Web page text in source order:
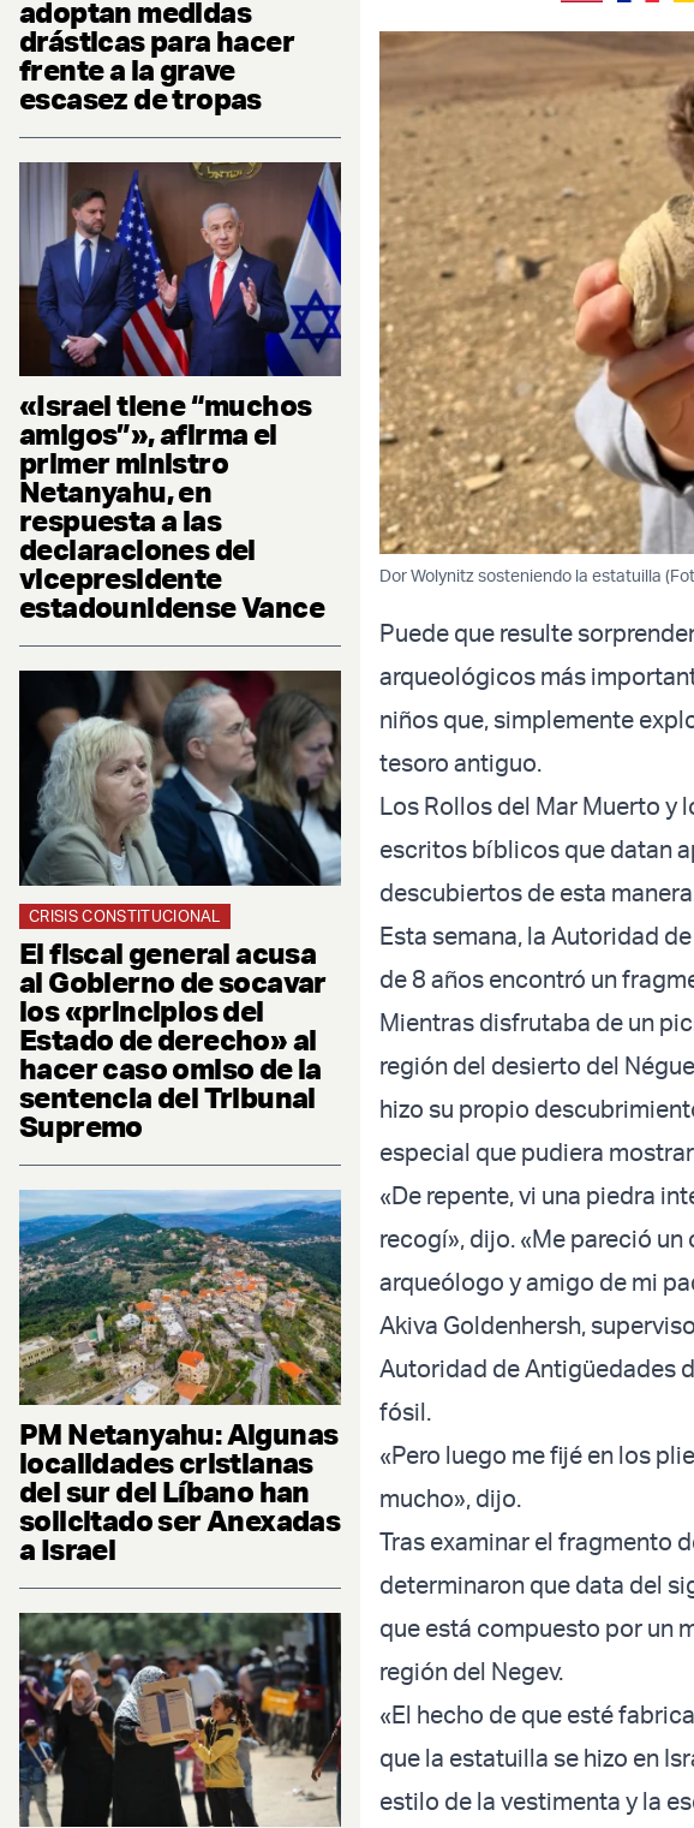
adoptan medidas
drásticas para hacer
frente a la grave
escasez de tropas
«Israel tiene “muchos
amigos”», afirma el
primer ministro
Netanyahu, en
respuesta a las
declaraciones del
vicepresidente
estadounidense Vance
CRISIS CONSTITUCIONAL
El fiscal general acusa
al Gobierno de socavar
los «principios del
Estado de derecho» al
hacer caso omiso de la
sentencia del Tribunal
Supremo
PM Netanyahu: Algunas
localidades cristianas
del sur del Líbano han
solicitado ser Anexadas
a Israel
Dor Wolynitz sosteniendo la estatuilla
Puede que resulte
arqueológicos más
niños que, simplemente
tesoro antiguo.
Los Rollos del Mar Muerto y
escritos bíblicos que datan
descubiertos de esta
Esta semana, la Autoridad
de 8 años encontró un
Mientras disfrutaba de un
región del desierto del
hizo su propio
especial que pudiera
«De repente, vi una piedra
recogí», dijo. «Me pareció
arqueólogo y amigo de mi
Akiva Goldenhersh,
Autoridad de Antigüedades
fósil.
«Pero luego me fijé en los
mucho», dijo.
Tras examinar el fragmento
determinaron que data del
que está compuesto por un
región del Negev.
«El hecho de que esté
que la estatuilla se hizo en
estilo de la vestimenta y la